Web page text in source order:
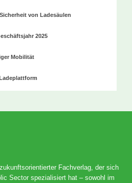
von Ladesäulen
2025
Mobilität
Fachverlag, der sich
Sector spezialisiert hat – sowohl im